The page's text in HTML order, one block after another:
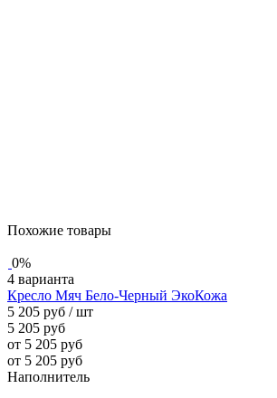
Похожие товары
0%
4 варианта
Кресло Мяч Бело-Черный ЭкоКожа
5 205 руб / шт
5 205 руб
от 5 205 руб
от 5 205 руб
Наполнитель